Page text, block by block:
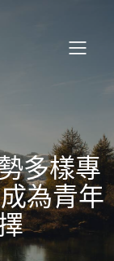
多樣專
為青年